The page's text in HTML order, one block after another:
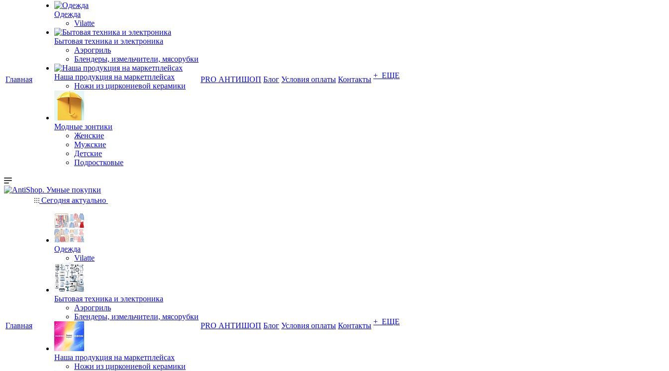
Главная
Одежда
Vilatte
Бытовая техника и электроника
Аэрогриль
Блендеры, измельчители, мясорубки
Наша продукция на маркетплейсах
Ножи из циркониевой керамики
Модные зонтики
Женские
Мужские
Детские
Подростковые
PRO АНТИШОП Блог Условия оплаты Контакты + ЕЩЕ
Главная
Сегодня актуально
Одежда
Vilatte
Бытовая техника и электроника
Аэрогриль
Блендеры, измельчители, мясорубки
Наша продукция на маркетплейсах
Ножи из циркониевой керамики
PRO АНТИШОП Блог Условия оплаты Контакты + ЕЩЕ